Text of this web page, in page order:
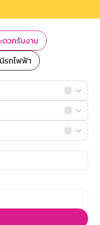
วกรับงาน
รถไฟฟ้า